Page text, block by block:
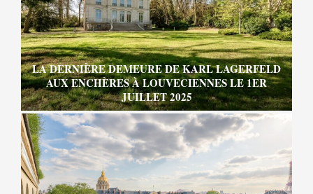
LA DERNIÈRE DEMEURE DE KARL LAGERFELD
AUX ENCHÈRES À LOUVECIENNES LE 1ER
JUILLET 2025